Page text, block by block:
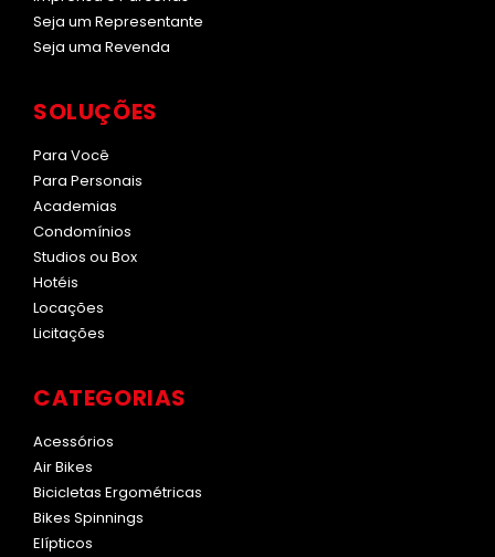
Seja um Representante
Seja uma Revenda
SOLUÇÕES
Para Você
Para Personais
Academias
Condomínios
Studios ou Box
Hotéis
Locações
Licitações
CATEGORIAS
Acessórios
Air Bikes
Bicicletas Ergométricas
Bikes Spinnings
Elípticos